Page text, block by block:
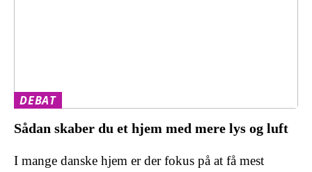
DEBAT
Sådan skaber du et hjem med mere lys og luft
I mange danske hjem er der fokus på at få mest